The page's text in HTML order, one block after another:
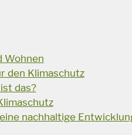
Wohnen
den Klimaschutz
das?
nachhaltige